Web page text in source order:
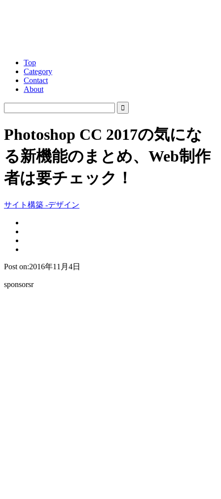
Top
Category
Contact
About
Photoshop CC 2017の気にな
る新機能のまとめ、Web制作
者は要チェック！
サイト構築 -デザイン
Post on:2016年11月4日
sponsorsr